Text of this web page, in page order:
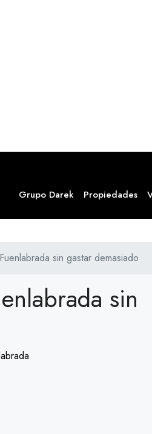
Grupo Darek Propiedades
sin gastar demasiado
sin